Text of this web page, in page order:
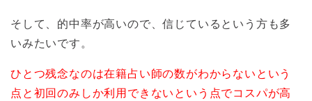
そして、的中率が高いので、信じているという方も多
いみたいです。
ひとつ残念なのは在籍占い師の数がわからないという
点と初回のみしか利用できないという点でコスパが高